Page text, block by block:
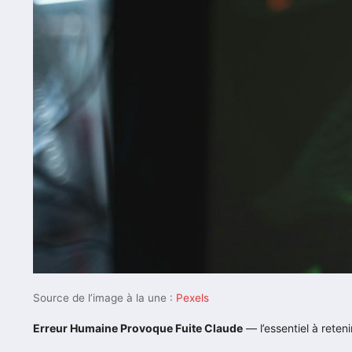
Source de l’image à la une : Pexels
Erreur Humaine Provoque Fuite Claude — l’essentiel à